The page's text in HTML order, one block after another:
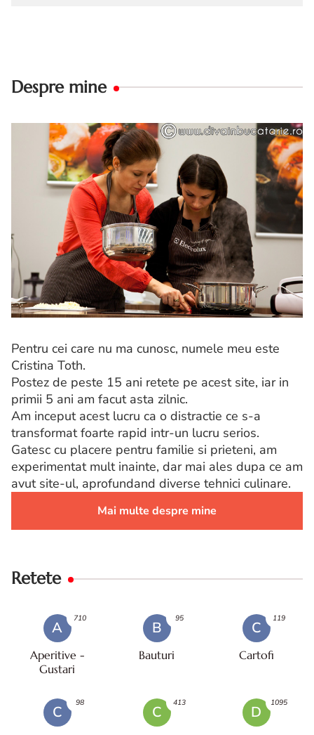
Despre mine
Pentru cei care nu ma cunosc, numele meu este
Cristina Toth.
Postez de peste 15 ani retete pe acest site, iar in
primii 5 ani am facut asta zilnic.
Am inceput acest lucru ca o distractie ce s-a
transformat foarte rapid intr-un lucru serios.
Gatesc cu placere pentru familie si prieteni, am
experimentat mult inainte, dar mai ales dupa ce am
avut site-ul, aprofundand diverse tehnici culinare.
Mai multe despre mine
Retete
A
Aperitive -
Gustari
710
B
Bauturi
95
C
Cartofi
119
C
98
C
413
D
1095